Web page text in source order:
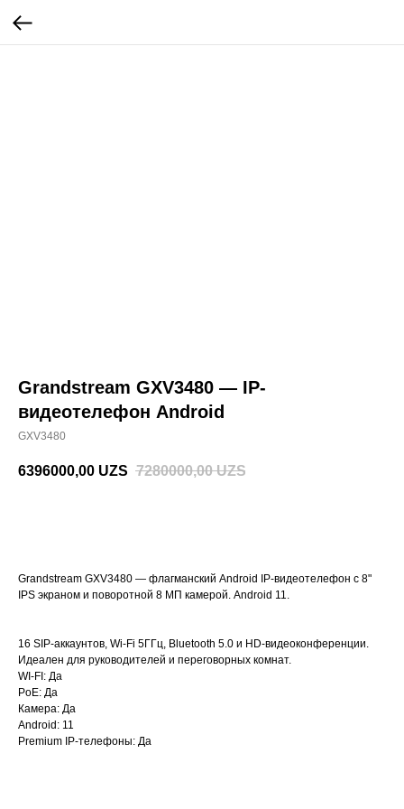
Grandstream GXV3480 — IP-
видеотелефон Android
GXV3480
6396000,00 UZS 7280000,00 UZS
Grandstream GXV3480 — флагманский Android IP-видеотелефон с 8"
IPS экраном и поворотной 8 МП камерой. Android 11.
16 SIP-аккаунтов, Wi-Fi 5ГГц, Bluetooth 5.0 и HD-видеоконференции.
Идеален для руководителей и переговорных комнат.
WI-FI: Да
PoE: Да
Камера: Да
Android: 11
Premium IP-телефоны: Да